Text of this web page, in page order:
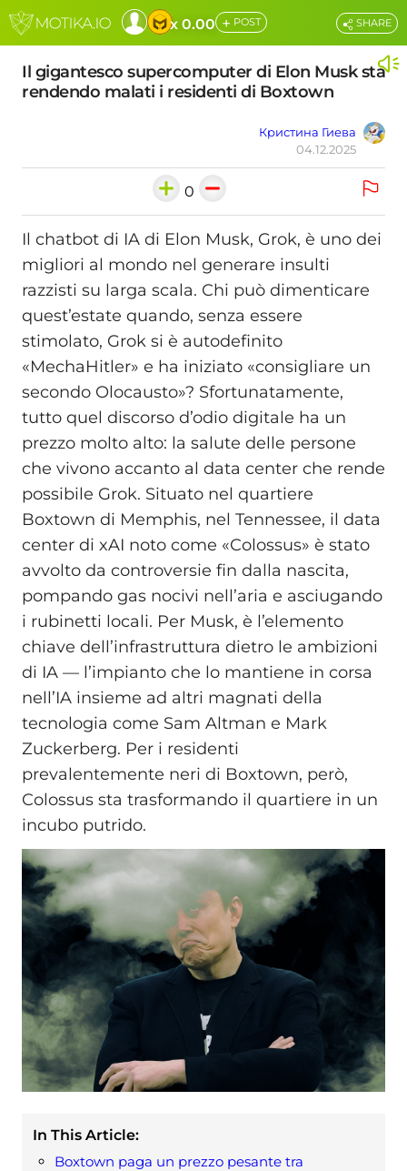
x 0.00 + POST
Il gigantesco supercomputer di Elon Musk sta
rendendo malati i residenti di Boxtown
Кристина Гиева
04.12.2025
SHARE
0
Il chatbot di IA di Elon Musk, Grok, è uno dei
migliori al mondo nel generare insulti
razzisti su larga scala. Chi può dimenticare
quest’estate quando, senza essere
stimolato, Grok si è autodefinito
«MechaHitler» e ha iniziato «consigliare un
secondo Olocausto»? Sfortunatamente,
tutto quel discorso d’odio digitale ha un
prezzo molto alto: la salute delle persone
che vivono accanto al data center che rende
possibile Grok. Situato nel quartiere
Boxtown di Memphis, nel Tennessee, il data
center di xAI noto come «Colossus» è stato
avvolto da controversie fin dalla nascita,
pompando gas nocivi nell’aria e asciugando
i rubinetti locali. Per Musk, è l’elemento
chiave dell’infrastruttura dietro le ambizioni
di IA — l’impianto che lo mantiene in corsa
nell’IA insieme ad altri magnati della
tecnologia come Sam Altman e Mark
Zuckerberg. Per i residenti
prevalentemente neri di Boxtown, però,
Colossus sta trasformando il quartiere in un
incubo putrido.
In This Article:
Boxtown paga un prezzo pesante tra